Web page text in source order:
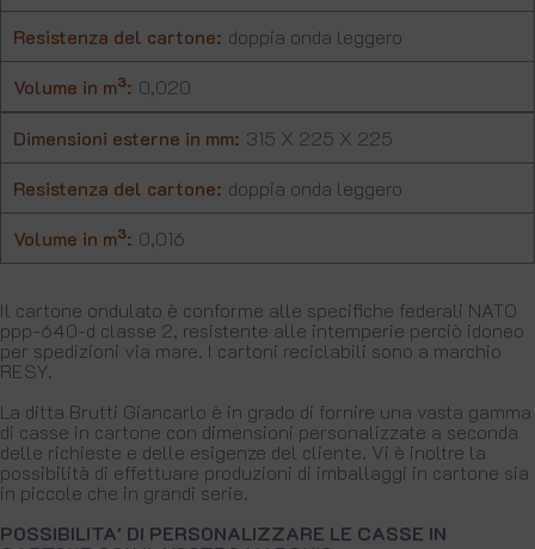
Resistenza del cartone: doppia onda leggero
Volume in m³: 0,020
Dimensioni esterne in mm: 315 X 225 X 225
Resistenza del cartone: doppia onda leggero
Volume in m³: 0,016
Il cartone ondulato è conforme alle specifiche federali NATO
ppp-640-d classe 2, resistente alle intemperie perciò idoneo
per spedizioni via mare. I cartoni reciclabili sono a marchio
RESY.
La ditta Brutti Giancarlo è in grado di fornire una vasta gamma
di casse in cartone con dimensioni personalizzate a seconda
delle richieste e delle esigenze del cliente. Vi è inoltre la
possibilità di effettuare produzioni di imballaggi in cartone sia
in piccole che in grandi serie.
POSSIBILITA' DI PERSONALIZZARE LE CASSE IN